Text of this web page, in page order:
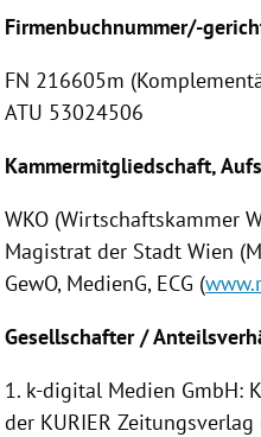
Firmenbuchnummer/-
FN 216605m
ATU 53024506
Kammermitgliedschaft,
WKO (Wirtschaftskammer
Magistrat der Stadt Wien
GewO, MedienG, ECG (
Gesellschafter /
1. k-digital Medien GmbH:
der KURIER